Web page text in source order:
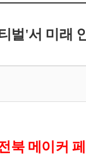
벌'서 미래
북 메이커